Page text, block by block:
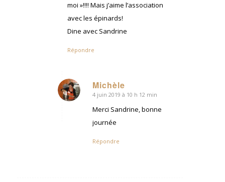
moi »!!!! Mais j’aime l’association
avec les épinards!
Dine avec Sandrine
Répondre
Michèle
dit
4 juin 2019 à 10 h 12 min
Merci Sandrine, bonne
journée
Répondre